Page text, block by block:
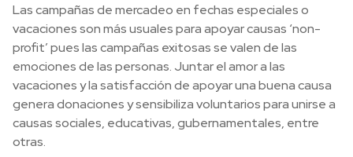
Las campañas de mercadeo en fechas especiales o
vacaciones son más usuales para apoyar causas ‘non-
profit’ pues las campañas exitosas se valen de las
emociones de las personas. Juntar el amor a las
vacaciones y la satisfacción de apoyar una buena causa
genera donaciones y sensibiliza voluntarios para unirse a
causas sociales, educativas, gubernamentales, entre
otras.